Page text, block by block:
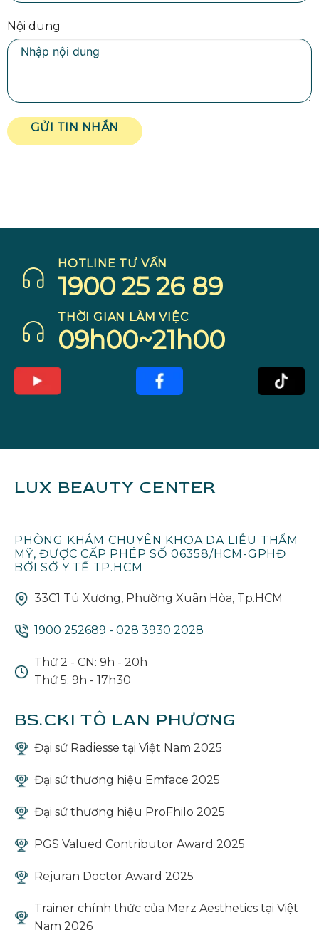
Nội dung
GỬI TIN NHẮN
HOTLINE TƯ VẤN
1900 25 26 89
THỜI GIAN LÀM VIỆC
09h00~21h00
LUX BEAUTY CENTER
PHÒNG KHÁM CHUYÊN KHOA DA LIỄU THẨM
MỸ, ĐƯỢC CẤP PHÉP SỐ 06358/HCM-GPHĐ
BỞI SỞ Y TẾ TP.HCM
33C1 Tú Xương, Phường Xuân Hòa, Tp.HCM
1900 252689 - 028 3930 2028
Thứ 2 - CN: 9h - 20h
Thứ 5: 9h - 17h30
BS.CKI TÔ LAN PHƯƠNG
Đại sứ Radiesse tại Việt Nam 2025
Đại sứ thương hiệu Emface 2025
Đại sứ thương hiệu ProFhilo 2025
PGS Valued Contributor Award 2025
Rejuran Doctor Award 2025
Trainer chính thức của Merz Aesthetics tại Việt
Nam 2026